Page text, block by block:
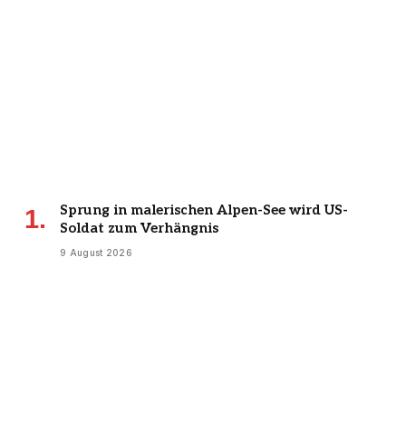
Sprung in malerischen Alpen-See wird US-
Soldat zum Verhängnis
9 August 2026